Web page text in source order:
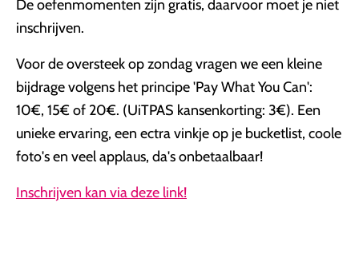
De oefenmomenten zijn gratis, daarvoor moet je niet
inschrijven.
Voor de oversteek op zondag vragen we een kleine
bijdrage volgens het principe 'Pay What You Can':
10€, 15€ of 20€. (UiTPAS kansenkorting: 3€). Een
unieke ervaring, een ectra vinkje op je bucketlist, coole
foto's en veel applaus, da's onbetaalbaar!
Inschrijven kan via deze link!